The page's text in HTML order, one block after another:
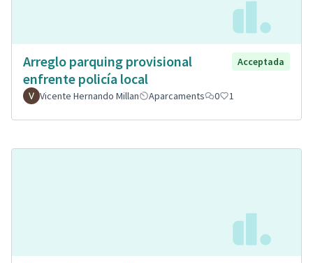
Arreglo parquing provisional
enfrente policía local
Acceptada
Vicente Hernando Millan Aparcaments 0 1